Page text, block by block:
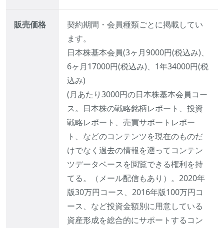
販売価格
契約期間・会員種類ごとに掲載してい
ます。
日本株基本会員(3ヶ月9000円(税込み)、
6ヶ月17000円(税込み)、1年34000円(税
込み)
(月あたり3000円の日本株基本会員コー
ス。日本株の戦略銘柄レポート、投資
戦略レポート、売買サポートレポー
ト、などのコンテンツを現在のものだ
けでなく過去の情報を遡ってコンテン
ツデータベースを閲覧できる権利を持
てる。（メール配信もあり）。2020年
版30万円コース、2016年版100万円コ
ース、など投資金額別に用意している
資産形成を総合的にサポートするコン